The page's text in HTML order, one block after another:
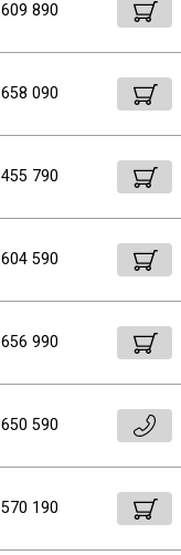
609 890
658 090
455 790
604 590
656 990
650 590
570 190